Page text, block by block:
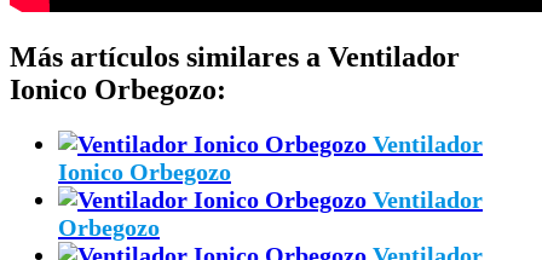
Más artículos similares a Ventilador
Ionico Orbegozo:
Ventilador
Ionico Orbegozo
Ventilador
Orbegozo